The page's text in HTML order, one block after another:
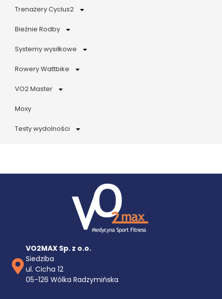
Trenażery Cyclus2
Bieżnie Rodby
Systemy wysiłkowe
Rowery Wattbike
VO2 Master
Moxy
Testy wydolności
VO2MAX Sp. z o.o.
Siedziba
ul. Cicha 12
05-126 Wólka Radzymińska